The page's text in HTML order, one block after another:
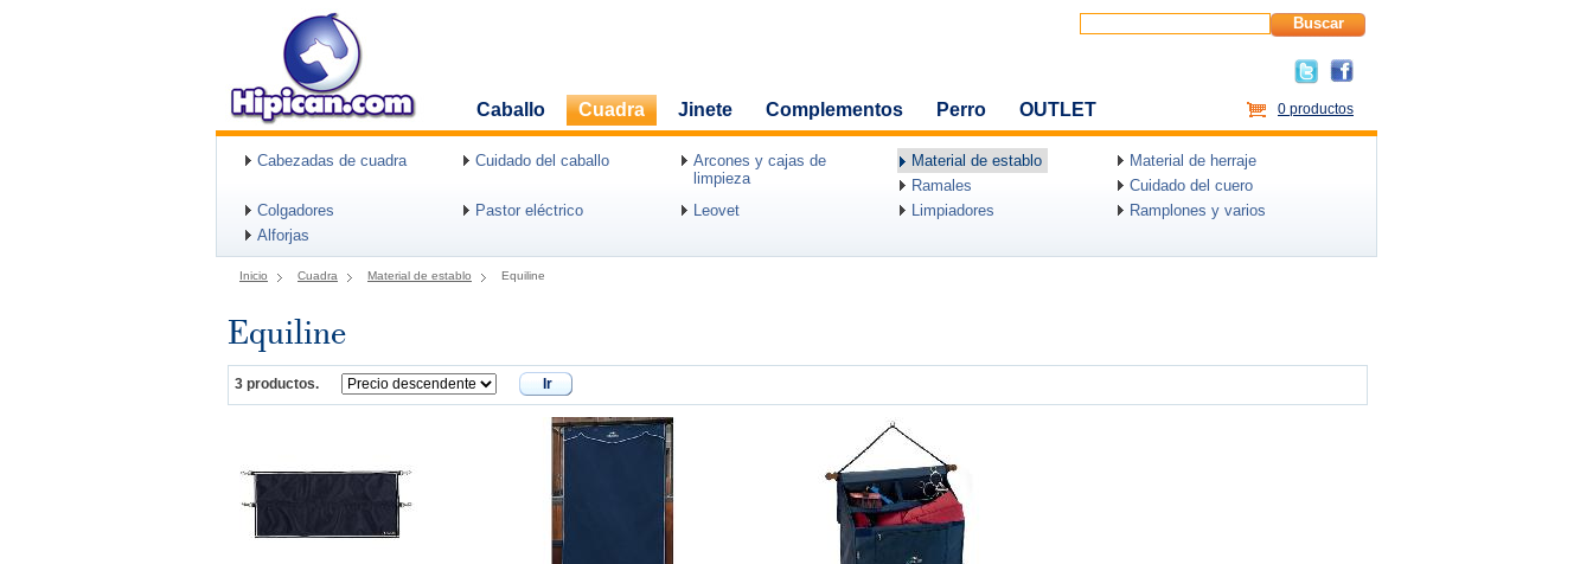
Buscar
Caballo Cuadra Jinete Complementos Perro OUTLET 0 productos
Cabezadas de cuadra Cuidado del caballo
Arcones y cajas de
limpieza
Material de establo
Material de herraje
Ramales
Cuidado del cuero
Colgadores
Pastor eléctrico Leovet Limpiadores
Ramplones y varios
Alforjas
Inicio Cuadra Material de establo Equiline
Equiline
3 productos. Ir